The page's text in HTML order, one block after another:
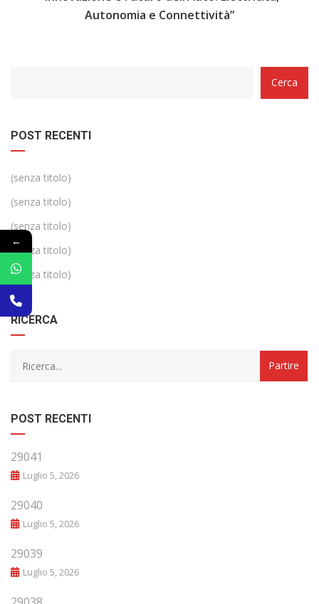
Autonomia e Connettività”
Cerca
POST RECENTI
(senza titolo)
(senza titolo)
(senza titolo)
(senza titolo)
(senza titolo)
RICERCA
POST RECENTI
29041
Luglio 5, 2026
29040
Luglio 5, 2026
29039
Luglio 5, 2026
←